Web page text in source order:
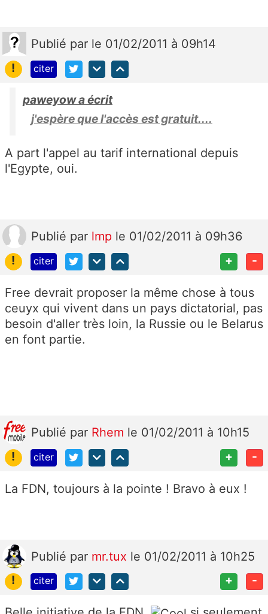
Publié par le 01/02/2011 à 09h14
!
citer
paweyow a écrit
j'espère que l'accès est gratuit....
A part l'appel au tarif international depuis
l'Egypte, oui.
Publié par lmp le 01/02/2011 à 09h36
!
citer + -
Free devrait proposer la même chose à tous
ceuyx qui vivent dans un pays dictatorial, pas
besoin d'aller très loin, la Russie ou le Belarus
en font partie.
Publié par Rhem le 01/02/2011 à 10h15
!
citer + -
La FDN, toujours à la pointe ! Bravo à eux !
Publié par mr.tux le 01/02/2011 à 10h25
!
citer + -